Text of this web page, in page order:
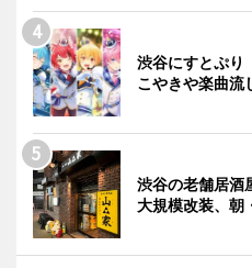
渋谷にすとぷ
こやきや楽曲流
渋谷の老舗居
大規模改装、朝